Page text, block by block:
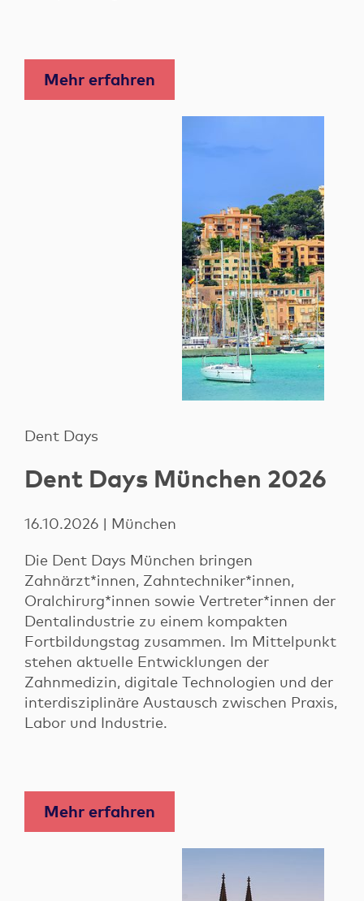
Mehr erfahren
Dent Days
Dent Days München 2026
16.10.2026 | München
Die Dent Days München bringen
Zahnärzt*innen, Zahntechniker*innen,
Oralchirurg*innen sowie Vertreter*innen der
Dentalindustrie zu einem kompakten
Fortbildungstag zusammen. Im Mittelpunkt
stehen aktuelle Entwicklungen der
Zahnmedizin, digitale Technologien und der
interdisziplinäre Austausch zwischen Praxis,
Labor und Industrie.
Mehr erfahren